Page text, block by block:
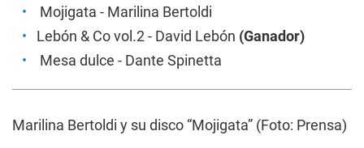
Mojigata - Marilina Bertoldi
Lebón & Co vol.2- David Lebón (Ganador)
Mesa dulce - Dante Spinetta
Marilina Bertoldi y su disco “Mojigata” (Foto: Prensa)